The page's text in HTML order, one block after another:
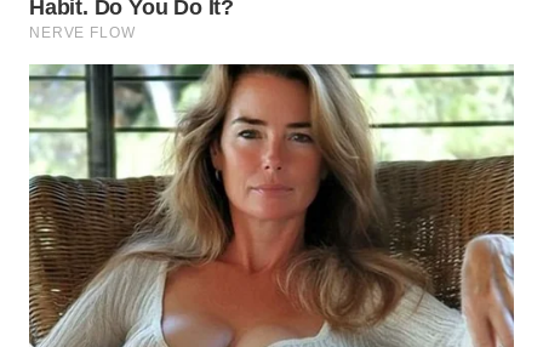
WN
SULUT
WN
MALUKU
WN
MALUT
WN
DAIRI